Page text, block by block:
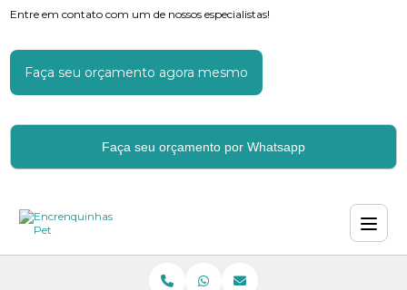
Entre em contato com um de nossos especialistas!
Faça seu orçamento agora mesmo
Faça seu orçamento por Whatsapp